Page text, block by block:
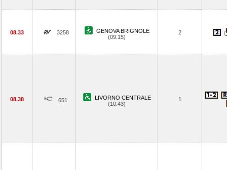
08.33 3258
GENOVA BRIGNOLE
(09.15)
2
08.38 651
LIVORNO CENTRALE
(10.43)
1